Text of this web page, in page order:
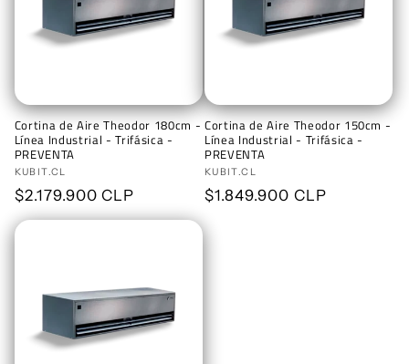
Cortina de Aire Theodor 180cm -
Línea Industrial - Trifásica -
PREVENTA
Proveedor:
KUBIT.CL
Precio
habitual
$2.179.900 CLP
Cortina de Aire Theodor 150cm -
Línea Industrial - Trifásica -
PREVENTA
Proveedor:
KUBIT.CL
Precio
$1.849.900 CLP